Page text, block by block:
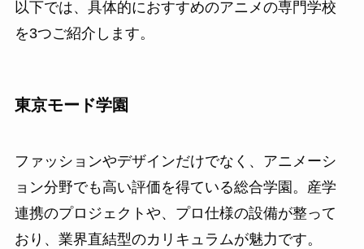
以下では、具体的におすすめのアニメの専門学校
を3つご紹介します。
東京モード学園
ファッションやデザインだけでなく、アニメーシ
ョン分野でも高い評価を得ている総合学園。産学
連携のプロジェクトや、プロ仕様の設備が整って
おり、業界直結型のカリキュラムが魅力です。